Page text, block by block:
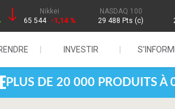
Nikkei
65 544 -1,14 %
NASDAQ 100
29 488 Pts (c)
INVESTIR
PLUS DE 20 000 PRODUITS À